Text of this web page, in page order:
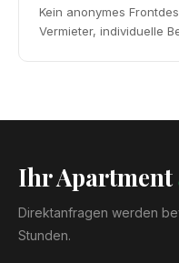
Kein anonymes
Vermieter, individuelle
Ihr Apartment
Direktanfragen werden
Stunden.